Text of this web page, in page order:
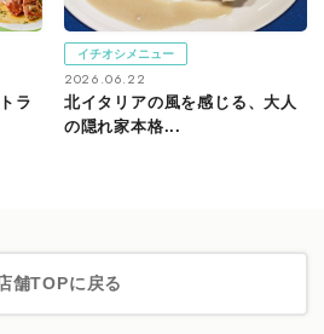
ラ
イチオシメニュー
2026.06.22
北イタリアの風を感じる、大人
の隠れ家本格...
舗TOPに戻る